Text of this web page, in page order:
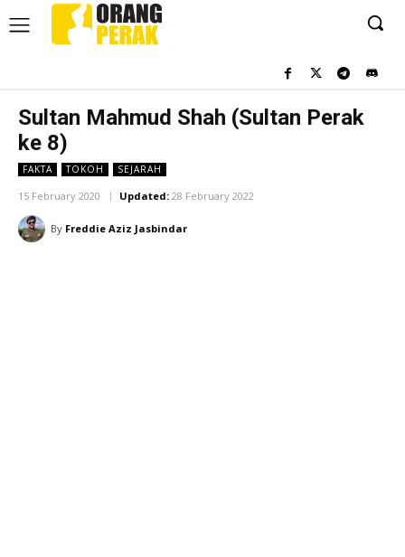
Sultan Mahmud Shah (Sultan Perak
ke 8)
FAKTA TOKOH SEJARAH
15 February 2020 Updated: 28 February 2022
By Freddie Aziz Jasbindar